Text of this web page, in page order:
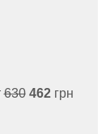
630 462грн